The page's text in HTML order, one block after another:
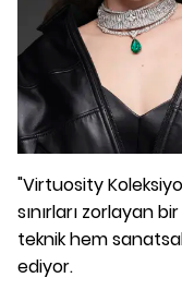
"Virtuosity
sınırları zorlayan
teknik hem
ediyor.